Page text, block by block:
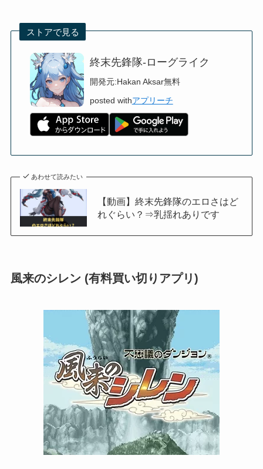
ストアで見る
終末先鋒隊-ローグライク
開発元:Hakan Aksar無料
posted withアプリーチ
あわせて読みたい
【動画】終末先鋒隊のエロさはど
れぐらい？⇒乳揺れありです
風来のシレン (有料買い切りアプリ)